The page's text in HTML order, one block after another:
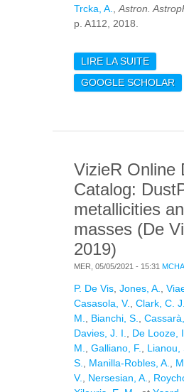
Trcka, A.
Astron.
p. A112, 2018.
LIRE LA SUITEDE
GOOGLE SCHOLAR
VizieR Online
Catalog:
metallicities
masses (De
2019)
MER, 05/05/2021 - 15:31
P. De Vis Jones, A.
Casasola, V.
Clark, C.
M.
Bianchi, S.
Davies, J. I.
De Looze, I.
M.
Galliano, F. Lianou,
S.
Manilla-Robles, A.
V.
Nersesian, A.